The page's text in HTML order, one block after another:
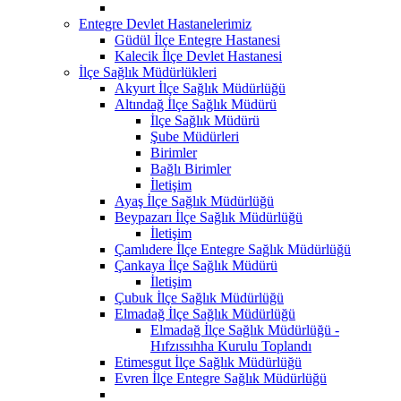
Entegre Devlet Hastanelerimiz
Güdül İlçe Entegre Hastanesi
Kalecik İlçe Devlet Hastanesi
İlçe Sağlık Müdürlükleri
Akyurt İlçe Sağlık Müdürlüğü
Altındağ İlçe Sağlık Müdürü
İlçe Sağlık Müdürü
Şube Müdürleri
Birimler
Bağlı Birimler
İletişim
Ayaş İlçe Sağlık Müdürlüğü
Beypazarı İlçe Sağlık Müdürlüğü
İletişim
Çamlıdere İlçe Entegre Sağlık Müdürlüğü
Çankaya İlçe Sağlık Müdürü
İletişim
Çubuk İlçe Sağlık Müdürlüğü
Elmadağ İlçe Sağlık Müdürlüğü
Elmadağ İlçe Sağlık Müdürlüğü -
Hıfzıssıhha Kurulu Toplandı
Etimesgut İlçe Sağlık Müdürlüğü
Evren İlçe Entegre Sağlık Müdürlüğü